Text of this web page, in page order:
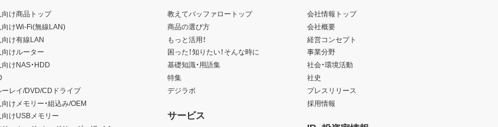
け商品トップ
けWi-Fi(無線LAN)
け有線LAN
けルーター
けNAS・HDD
ーレイ/DVD/CDドライブ
けメモリー・組込み/OEM
けUSBメモリー
教えてバッファロートップ
商品の選び方
もっと活用！
困った！知りたい！そんな時に
基礎知識・用語集
特集
デジラボ
サービス
会社情報トップ
会社概要
経営コンセプト
事業分野
社会・環境活動
社史
プレスリリース
採用情報